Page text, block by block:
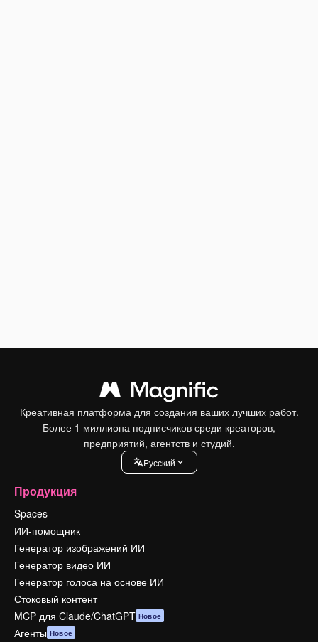
Креативная платформа для создания ваших лучших работ.
Более 1 миллиона подписчиков среди креаторов,
предприятий, агентств и студий.
Pусский
Продукция
Spaces
ИИ-помощник
Генератор изображений ИИ
Генератор видео ИИ
Генератор голоса на основе ИИ
Стоковый контент
MCP для Claude/ChatGPT Новое
Агенты Новое